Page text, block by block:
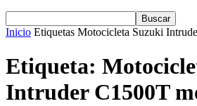
Inicio Etiquetas Motocicleta Suzuki
Etiqueta:
Intruder C1500T